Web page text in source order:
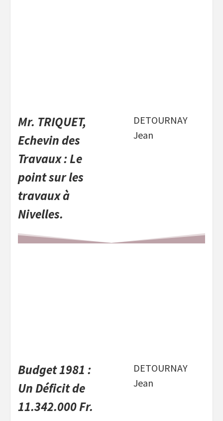
Mr. TRIQUET,
Echevin des
Travaux : Le
point sur les
travaux à
Nivelles.
DETOURNAY
Jean
Budget 1981 :
Un Déficit de
11.342.000 Fr.
DETOURNAY
Jean